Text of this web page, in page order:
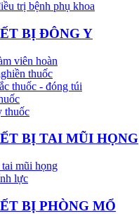
trị bệnh phụ khoa
BỊ ĐÔNG Y
viên hoàn
thuốc
thuốc - đóng túi
thuốc
BỊ TAI MŨI HỌNG
mũi họng
lực
BỊ PHÒNG MỔ